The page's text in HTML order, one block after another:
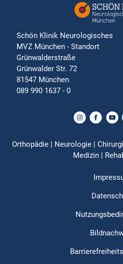
Schön Klinik Neurologisches
MVZ München - Standort
Grünwalderstraße
Grünwalder Str. 72
81547 München
089 990 1637 - 0
Orthopädie | Neurologie |
Medizin |